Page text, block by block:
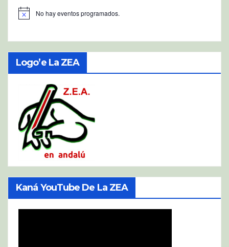
s
No hay eventos programados.
Logo’e La ZEA
Kaná YouTube De La ZEA